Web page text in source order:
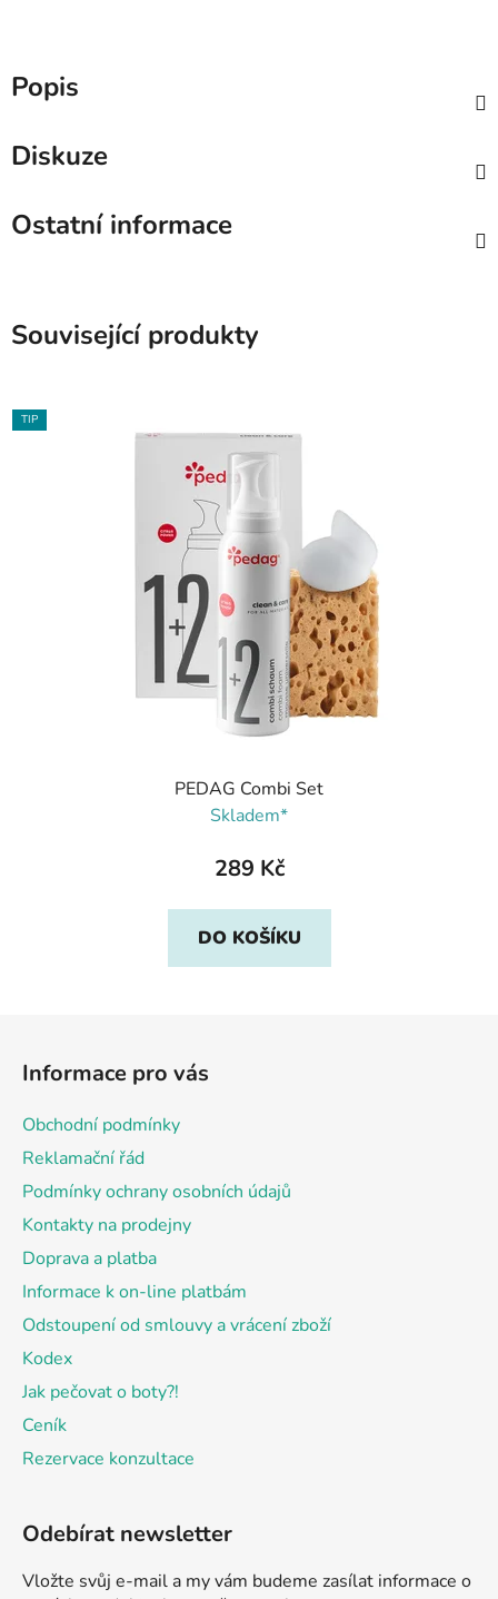
Popis
Diskuze
Ostatní informace
Související produkty
TIP
PEDAG Combi Set
Skladem*
289 Kč
DO KOŠÍKU
Informace pro vás
Obchodní podmínky
Reklamační řád
Podmínky ochrany osobních údajů
Kontakty na prodejny
Doprava a platba
Informace k on-line platbám
Odstoupení od smlouvy a vrácení zboží
Kodex
Jak pečovat o boty?!
Ceník
Rezervace konzultace
Odebírat newsletter
Vložte svůj e-mail a my vám budeme zasílat informace o